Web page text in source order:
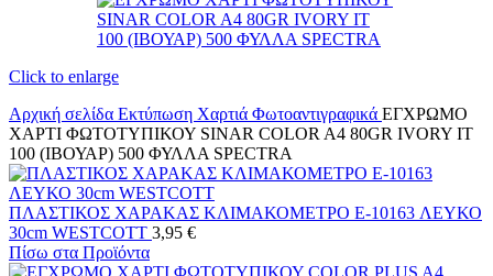
Click to enlarge
Αρχική σελίδα Εκτύπωση Χαρτιά Φωτοαντιγραφικά ΕΓΧΡΩΜΟ
ΧΑΡΤΙ ΦΩΤΟΤΥΠΙΚΟΥ SINAR COLOR A4 80GR IVORY IT
100 (ΙΒΟΥΑΡ) 500 ΦΥΛΛΑ SPECTRA
ΠΛΑΣΤΙΚΟΣ ΧΑΡΑΚΑΣ ΚΛΙΜΑΚΟΜΕΤΡΟ E-10163 ΛΕΥΚΟ
30cm WESTCOTT 3,95 €
Πίσω στα Προϊόντα